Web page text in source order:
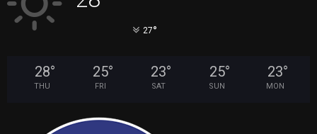
27°
28°
THU
25°
FRI
23°
SAT
25°
SUN
23°
MON